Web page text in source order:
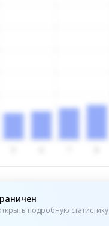
подробную статистику